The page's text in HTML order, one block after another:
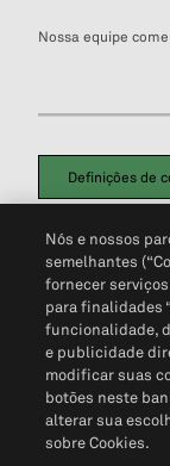
Nossa equipe
Definições de
Política de
Não Venda
Nós e nossos
semelhantes
fornecer
para finalidades
funcionalidade,
e publicidade
modificar suas
botões neste
alterar sua
sobre Cookies.